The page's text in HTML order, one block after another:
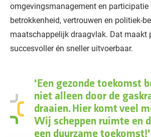
omgevingsmanagement en participatie
betrokkenheid, vertrouwen en politiek-
maatschappelijk draagvlak. Dat maakt
succesvoller én sneller uitvoerbaar.
Een gezonde toekomst
niet alleen door de
draaien. Hier komt veel
Wij scheppen ruimte en
een duurzame toekomst!